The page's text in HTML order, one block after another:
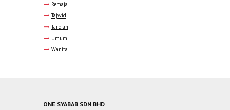
Remaja
Tajwid
Tarbiah
Umum
Wanita
ONE SYABAB SDN BHD